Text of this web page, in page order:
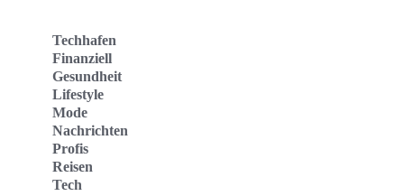
Techhafen
Finanziell
Gesundheit
Lifestyle
Mode
Nachrichten
Profis
Reisen
Tech